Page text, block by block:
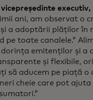
vicepreședinte
ani, am observat o
a adoptării plăților în
pe toate canalele.”
emitenților și a
și flexibile,
să aducem pe piață
cheie care pot